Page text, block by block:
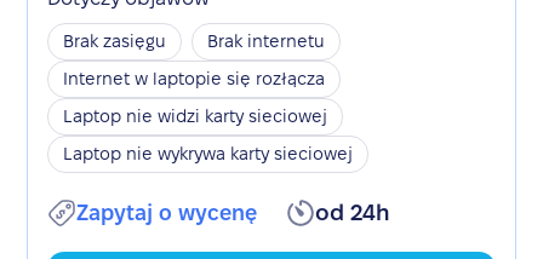
Brak zasięgu
Brak internetu
Internet w laptopie się rozłącza
Laptop nie widzi karty sieciowej
Laptop nie wykrywa karty sieciowej
Zapytaj o wycenę od 24h